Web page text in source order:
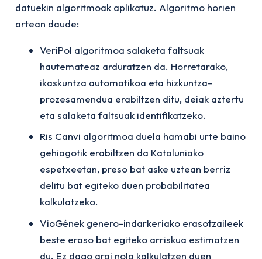
datuekin algoritmoak aplikatuz. Algoritmo horien
artean daude:
VeriPol algoritmoa salaketa faltsuak
hautemateaz arduratzen da. Horretarako,
ikaskuntza automatikoa eta hizkuntza-
prozesamendua erabiltzen ditu, deiak aztertu
eta salaketa faltsuak identifikatzeko.
Ris Canvi algoritmoa duela hamabi urte baino
gehiagotik erabiltzen da Kataluniako
espetxeetan, preso bat aske uztean berriz
delitu bat egiteko duen probabilitatea
kalkulatzeko.
VioGének genero-indarkeriako erasotzaileek
beste eraso bat egiteko arriskua estimatzen
du. Ez dago argi nola kalkulatzen duen